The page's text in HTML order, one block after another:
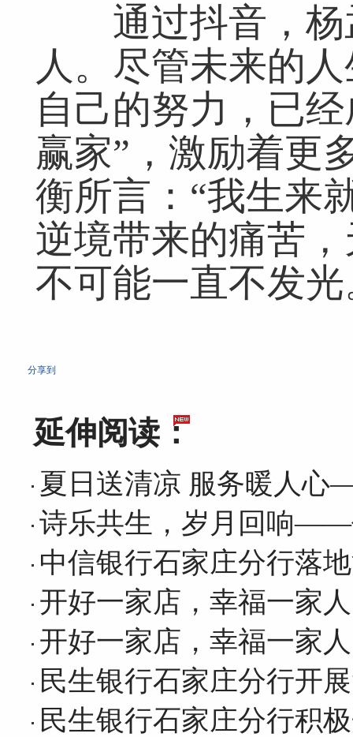
通过抖音，杨
人。尽管未来的
自己的努力，已
赢家”，激励着更
衡所言：“我生来
逆境带来的痛苦
不可能一直不发光
分享到
延伸阅读：
夏日送清凉 服务暖人
诗乐共生，岁月回响——
中信银行石家庄分行落
开好一家店，幸福一家
开好一家店，幸福一家
民生银行石家庄分行开
民生银行石家庄分行积